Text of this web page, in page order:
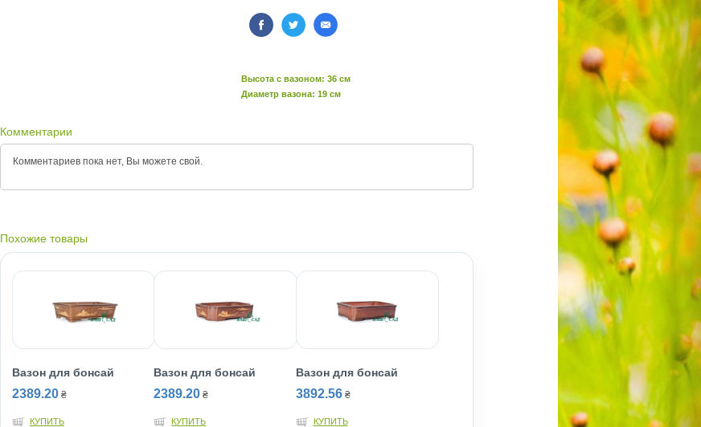
Высота c вазоном: 36 см
Диаметр вазона: 19 см
Комментарии
Комментариев пока нет, Вы можете свой.
Похожие товары
Вазон для бонсай
2389.20 ₴
КУПИТЬ
Вазон для бонсай
2389.20 ₴
КУПИТЬ
Вазон для бонсай
3892.56 ₴
КУПИТЬ